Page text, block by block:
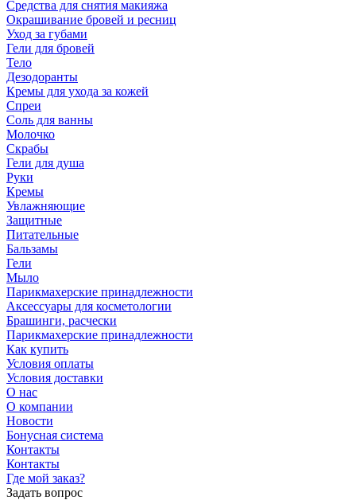
Средства для снятия макияжа
Окрашивание бровей и ресниц
Уход за губами
Гели для бровей
Тело
Дезодоранты
Кремы для ухода за кожей
Спреи
Соль для ванны
Молочко
Скрабы
Гели для душа
Руки
Кремы
Увлажняющие
Защитные
Питательные
Бальзамы
Гели
Мыло
Парикмахерские принадлежности
Аксессуары для косметологии
Брашинги, расчески
Парикмахерские принадлежности
Как купить
Условия оплаты
Условия доставки
О нас
О компании
Новости
Бонусная система
Контакты
Контакты
Где мой заказ?
Задать вопрос